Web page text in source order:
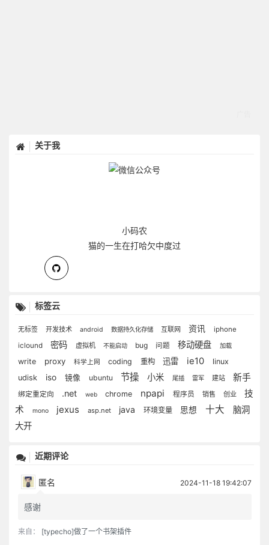
关于我
小码农
猫的一生在打哈欠中度过
标签云
无标签 开发技术 android 数据持久化存储 互联网 资讯
iphone
iclound
密码 虚拟机 不能启动 bug 问题 移动硬盘 加载
write proxy 科学上网 coding 重构 迅雷 ie10
linux
udisk
iso 镜像 ubuntu 节操 小米 尾插 雷军 建站 新手
绑定重定向 .net web chrome npapi 程序员 销售 创业
技
术
mono jexus asp.net java 环境变量 思想 十大
脑洞
大开
近期评论
匿名 2024-11-18 19:42:07
感谢
来自： [typecho]做了一个书架插件